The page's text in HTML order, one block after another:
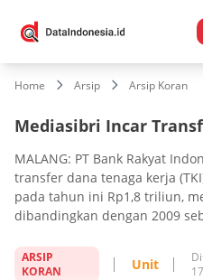
Home Arsip Arsip Koran
Mediasibri Incar
MALANG: PT Bank Rakyat
transfer dana tenaga kerja
pada tahun ini Rp1,8 triliun,
dibandingkan dengan 2009
ARSIP
KORAN
Unit